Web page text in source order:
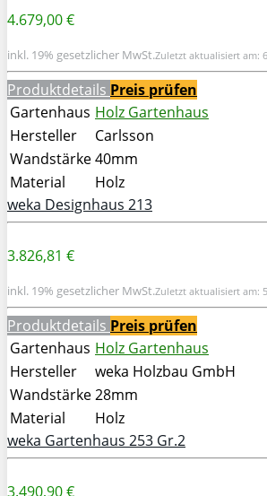
4.679,00 €
inkl. 19% gesetzlicher MwSt.Zuletzt aktualisiert am:
Produktdetails Preis prüfen
Gartenhaus Holz Gartenhaus
Hersteller
Carlsson
Wandstärke40mm
Material
Holz
weka Designhaus 213
3.826,81 €
inkl. 19% gesetzlicher MwSt.Zuletzt aktualisiert am:
Produktdetails Preis prüfen
Gartenhaus Holz Gartenhaus
Hersteller
weka Holzbau GmbH
Wandstärke28mm
Material
Holz
weka Gartenhaus 253 Gr.2
3.490,90 €